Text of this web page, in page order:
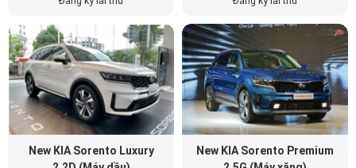
New KIA Sorento Luxury
2.2D (Máy dầu)
939 triệu
Trả hàng tháng từ: 16 triệu x 60
Nhận báo giá
New KIA Sorento Premium
2.5G (Máy xăng)
999 triệu
Trả hàng tháng từ: 17 triệu x 60
Nhận báo giá